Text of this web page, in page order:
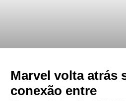
Marvel volta atrás
conexão entre